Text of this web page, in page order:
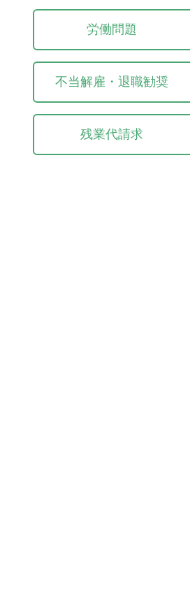
労働問題
不当解雇・退職勧奨
残業代請求